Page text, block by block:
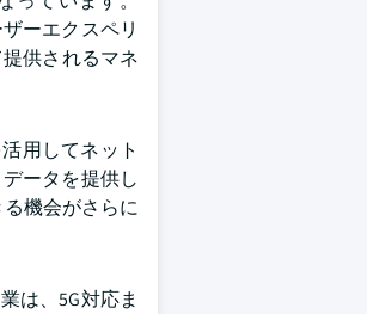
ーエクスペリ
供されるマネ
用してネット
ータを提供し
機会がさらに
は、5G対応ま